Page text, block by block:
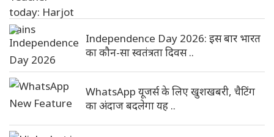
Independence Day 2026: इस बार भारत
का कौन-सा स्वतंत्रता दिवस ..
WhatsApp यूजर्स के लिए खुशखबरी, चैटिंग
का अंदाज बदलेगा यह ..